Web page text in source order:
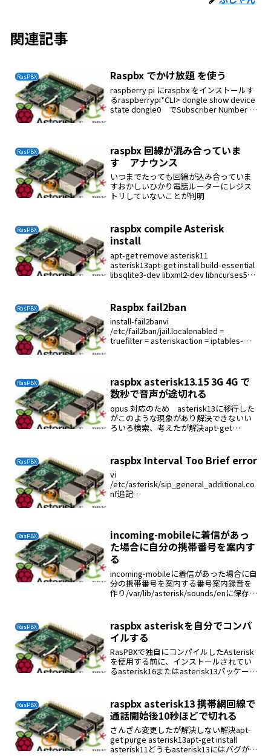
関連記事
RasPBX Raspbx でかけ放題 を使う
raspberry pi にraspbx をインストールす
るraspberrypi*CLI> dongle show device
state dongle0 でSubscriber Number :
RasPBX
raspbx 回線が混み合っていま
す アナウンス
いつまでたっても回線が込み合っていま
すおかしいひかり電話ルーターにレジス
トリしていないことが判明
RasPBX
raspbx compile Asterisk
install
apt-get remove asterisk11
asterisk13apt-get install build-essential
libsqlite3-dev libxml2-dev libncurses5-
RasPBX Raspbx fail2ban
install-fail2banvi
/etc/fail2ban/jail.localenabled =
truefilter = asteriskaction = iptables-
RasPBX
raspbx asterisk13.15 3G 4G で
数秒で音声が途切れる
opus 対応のため asterisk13に移行した
がこのような現象があり解決できないい
ろいろ検索、考えたが解決apt-get
RasPBX raspbx Interval Too Brief error
vi
/etc/asterisk/sip_general_additional.co
nf追記
RasPBX
incoming-mobileに着信があっ
た場合に自分の携帯番号を案内す
る
incoming-mobileに着信があった場合に自
分の携帯番号を案内する番号案内録音を
作り/var/lib/asterisk/sounds/enに保存す
RasPBX
raspbx asteriskを自分でコンパ
イルする
RasPBXで独自にコンパイルしたAsterisk
を使用する前に、インストールされてい
るasterisk16またはasterisk13パッケージ
RasPBX
raspbx asterisk13 携帯網回線で
通話開始後10秒ほどで切れる
さんざん変更したが解決しない解決apt-
get purge asterisk13apt-get install
asterisk11どうもasterisk13にはバグが潜